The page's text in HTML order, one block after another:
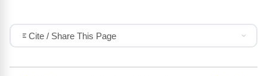
Cite / Share This Page